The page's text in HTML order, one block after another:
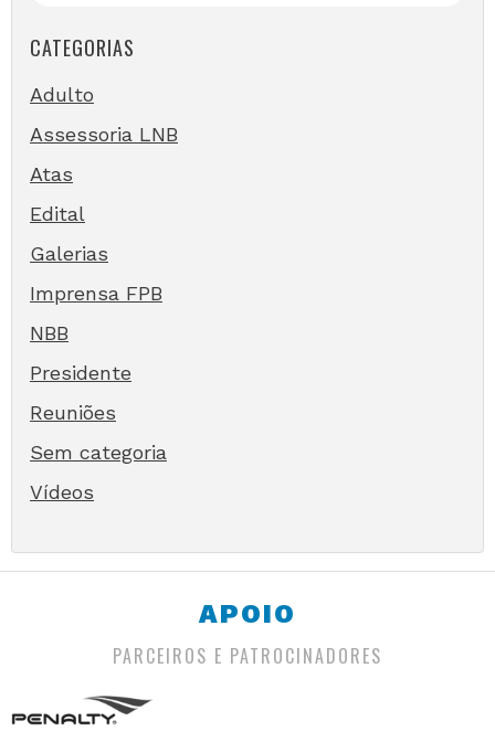
CATEGORIAS
Adulto
Assessoria LNB
Atas
Edital
Galerias
Imprensa FPB
NBB
Presidente
Reuniões
Sem categoria
Vídeos
APOIO
PARCEIROS E PATROCINADORES